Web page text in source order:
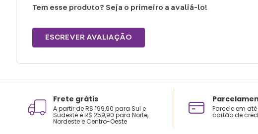
Tem esse produto? Seja o primeiro a avaliá-lo!
ESCREVER AVALIAÇÃO
Frete grátis
A partir de R$ 199,90 para Sul e
Sudeste e R$ 259,90 para Norte,
Nordeste e Centro-Oeste
Parcele em
cartão de